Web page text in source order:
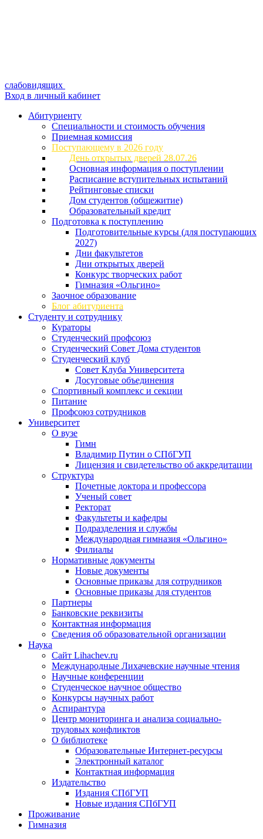
слабовидящих
Вход в личный кабинет
Абитуриенту
Специальности и стоимость обучения
Приемная комиссия
Поступающему в 2026 году
День открытых дверей 28.07.26
Основная информация о поступлении
Расписание вступительных испытаний
Рейтинговые списки
Дом студентов (общежитие)
Образовательный кредит
Подготовка к поступлению
Подготовительные курсы (для поступающих
2027)
Дни факультетов
Дни открытых дверей
Конкурс творческих работ
Гимназия «Ольгино»
Заочное образование
Блог абитуриента
Студенту и сотруднику
Кураторы
Студенческий профсоюз
Студенческий Совет Дома студентов
Студенческий клуб
Совет Клуба Университета
Досуговые объединения
Спортивный комплекс и секции
Питание
Профсоюз сотрудников
Университет
О вузе
Гимн
Владимир Путин о СПбГУП
Лицензия и свидетельство об аккредитации
Структура
Почетные доктора и профессора
Ученый совет
Ректорат
Факультеты и кафедры
Подразделения и службы
Международная гимназия «Ольгино»
Филиалы
Нормативные документы
Новые документы
Основные приказы для сотрудников
Основные приказы для студентов
Партнеры
Банковские реквизиты
Контактная информация
Сведения об образовательной организации
Наука
Сайт Lihachev.ru
Международные Лихачевские научные чтения
Научные конференции
Студенческое научное общество
Конкурсы научных работ
Аспирантура
Центр мониторинга и анализа социально-
трудовых конфликтов
О библиотеке
Образовательные Интернет-ресурсы
Электронный каталог
Контактная информация
Издательство
Издания СПбГУП
Новые издания СПбГУП
Проживание
Гимназия